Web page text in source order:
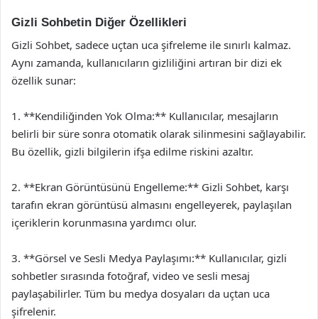
Gizli Sohbetin Diğer Özellikleri
Gizli Sohbet, sadece uçtan uca şifreleme ile sınırlı kalmaz.
Aynı zamanda, kullanıcıların gizliliğini artıran bir dizi ek
özellik sunar:
1. **Kendiliğinden Yok Olma:** Kullanıcılar, mesajların
belirli bir süre sonra otomatik olarak silinmesini sağlayabilir.
Bu özellik, gizli bilgilerin ifşa edilme riskini azaltır.
2. **Ekran Görüntüsünü Engelleme:** Gizli Sohbet, karşı
tarafın ekran görüntüsü almasını engelleyerek, paylaşılan
içeriklerin korunmasına yardımcı olur.
3. **Görsel ve Sesli Medya Paylaşımı:** Kullanıcılar, gizli
sohbetler sırasında fotoğraf, video ve sesli mesaj
paylaşabilirler. Tüm bu medya dosyaları da uçtan uca
şifrelenir.